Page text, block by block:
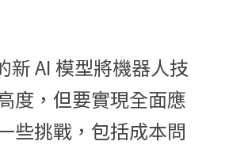
新 AI 模型將機器人技
度，但要實現全面應
些挑戰，包括成本問